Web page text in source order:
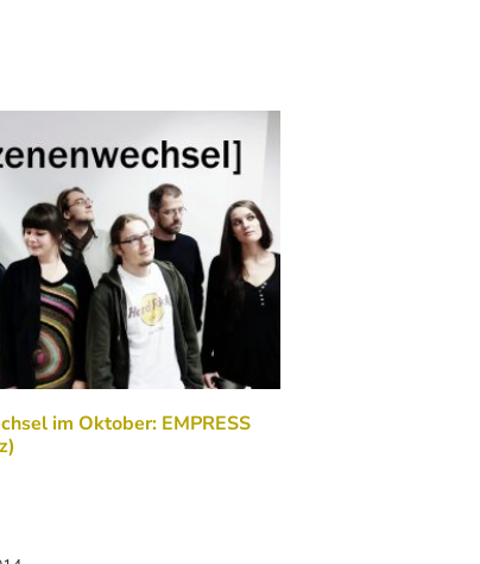
im Oktober: EMPRESS